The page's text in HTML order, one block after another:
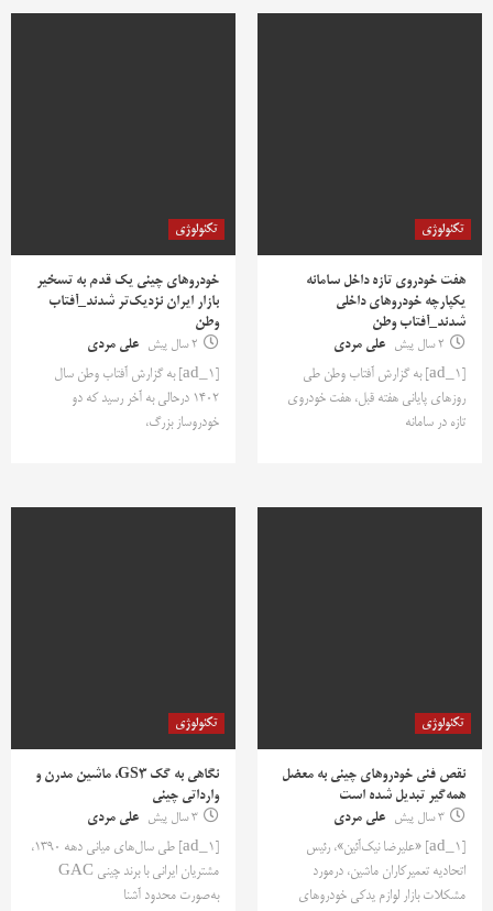
تکنولوژی
هفت خودروی تازه داخل سامانه
یکپارچه خودروهای داخلی
شدند_آفتاب وطن
2 سال پیش
علی مردی
[ad_1] به گزارش آفتاب وطن طی
روزهای پایانی هفته قبل، هفت خودروی
تازه در سامانه
تکنولوژی
خودروهای چینی یک قدم به تسخیر
بازار ایران نزدیک‌تر شدند_آفتاب
وطن
2 سال پیش
علی مردی
[ad_1] به گزارش آفتاب وطن سال
1402 درحالی به آخر رسید که دو
خودروساز بزرگ،
تکنولوژی
نقص فنی خودروهای چینی به معضل
همه‌گیر تبدیل شده است
3 سال پیش
علی مردی
[ad_1] «علیرضا نیک‌آئین»، رئیس
اتحادیه تعمیرکاران ماشین، درمورد
مشکلات بازار لوازم یدکی خودروهای
تکنولوژی
نگاهی به گک GS3، ماشین مدرن و
وارداتی چینی
3 سال پیش
علی مردی
[ad_1] طی سال‌های میانی دهه 1390،
مشتریان ایرانی با برند چینی GAC
به‌صورت محدود آشنا